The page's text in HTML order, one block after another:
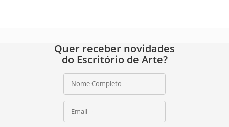
Quer receber novidades
do Escritório de Arte?
Nome Completo
Email